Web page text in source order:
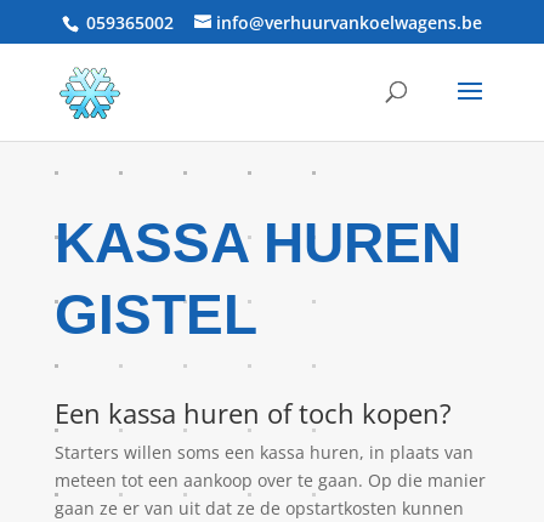
059365002 info@verhuurvankoelwagens.be
KASSA HUREN
GISTEL
Een kassa huren of toch kopen?
Starters willen soms een kassa huren, in plaats van
meteen tot een aankoop over te gaan. Op die manier
gaan ze er van uit dat ze de opstartkosten kunnen